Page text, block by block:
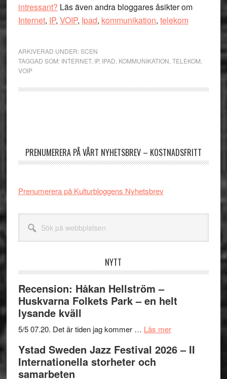
intressant? Läs även andra bloggares åsikter om
Internet, IP, VOIP, Ipad, kommunikation, telekom
ARKIVERAD UNDER:SCEN
TAGGAD SOM: INTERNET, IP, IPAD KOMMUNIKATION TELEKOM
VOIP
PRENUMERERA PÅ VÅRT NYHETSBREV – KOSTNADSFRITT
Prenumerera på Kulturbloggens Nyhetsbrev
webbplatsen
NYTT
Recension: Håkan Hellström –
Huskvarna Folkets Park – en helt
lysande kväll
5/5 07.20. Det är tiden jag kommer … Läs merom
Håkan
Ystad Sweden Jazz Festival 2026 – II
Internationella storheter och
samarbeten